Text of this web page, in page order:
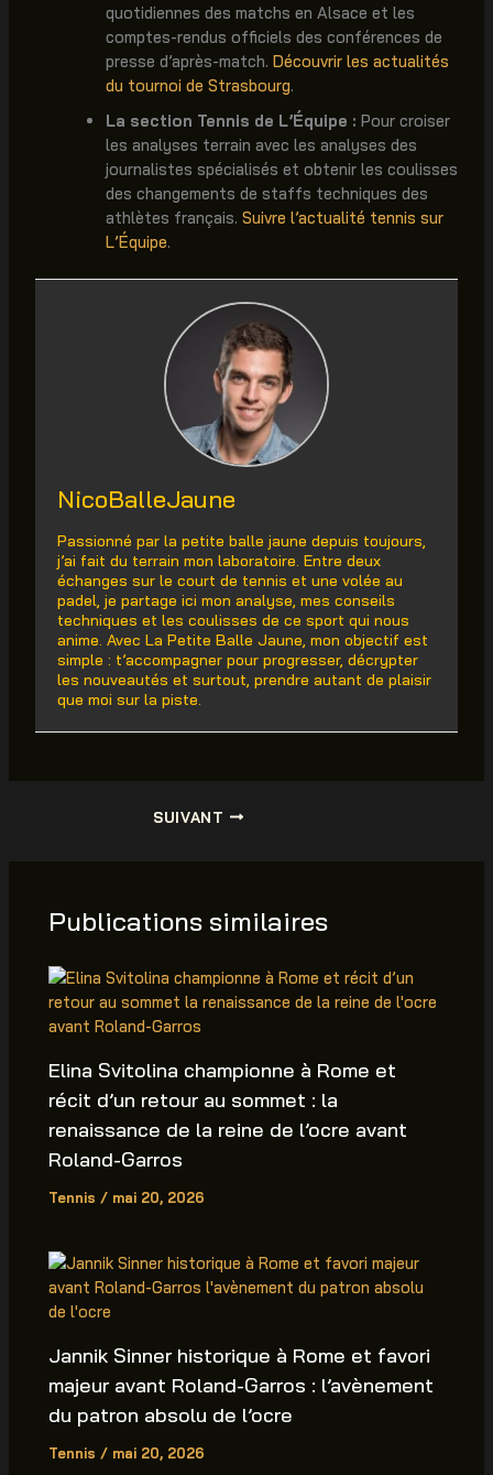
quotidiennes des matchs en Alsace et les
comptes-rendus officiels des conférences de
presse d’après-match. Découvrir les actualités
du tournoi de Strasbourg.
La section Tennis de L’Équipe : Pour croiser
les analyses terrain avec les analyses des
journalistes spécialisés et obtenir les coulisses
des changements de staffs techniques des
athlètes français. Suivre l’actualité tennis sur
L’Équipe.
NicoBalleJaune
Passionné par la petite balle jaune depuis toujours,
j’ai fait du terrain mon laboratoire. Entre deux
échanges sur le court de tennis et une volée au
padel, je partage ici mon analyse, mes conseils
techniques et les coulisses de ce sport qui nous
anime. Avec La Petite Balle Jaune, mon objectif est
simple : t’accompagner pour progresser, décrypter
les nouveautés et surtout, prendre autant de plaisir
que moi sur la piste.
SUIVANT
Publications similaires
Elina Svitolina championne à Rome et
récit d’un retour au sommet : la
renaissance de la reine de l’ocre avant
Roland-Garros
Tennis / mai 20, 2026
Jannik Sinner historique à Rome et favori
majeur avant Roland-Garros : l’avènement
du patron absolu de l’ocre
Tennis / mai 20, 2026